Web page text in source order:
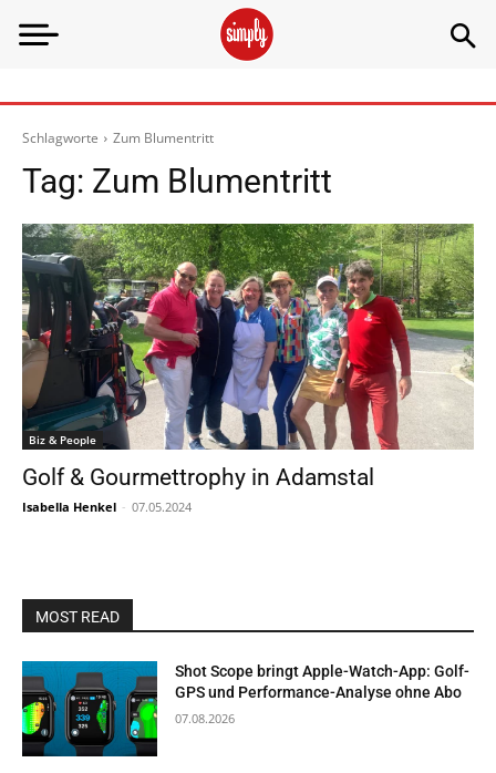
Schlagworte Zum Blumentritt
Tag: Zum Blumentritt
Biz & People
Golf & Gourmettrophy in Adamstal
Isabella Henkel - 07.05.2024
MOST READ
Shot Scope bringt Apple-Watch-App: Golf-
GPS und Performance-Analyse ohne Abo
07.08.2026